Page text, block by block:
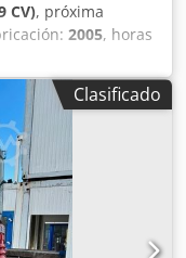
CV), próxima
2005, horas
cuatro ruedas,
Segundo
2017 a 2026.
con 4485 cc
transmisión Hi-LO
2
bajo carga. 40 km/h.
Clasificado